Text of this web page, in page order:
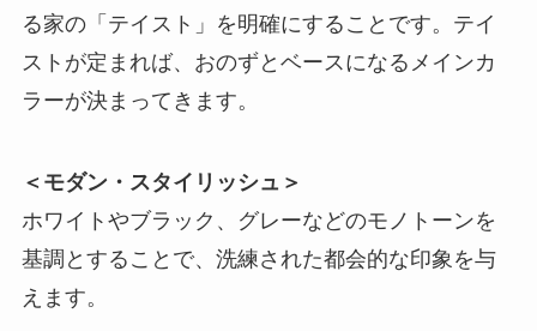
る家の「テイスト」を明確にすることです。テイ
ストが定まれば、おのずとベースになるメインカ
ラーが決まってきます。
＜モダン・スタイリッシュ＞
ホワイトやブラック、グレーなどのモノトーンを
基調とすることで、洗練された都会的な印象を与
えます。